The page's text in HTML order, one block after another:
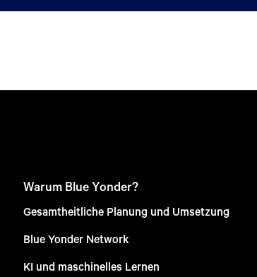
Warum Blue Yonder?
Gesamtheitliche Planung und Umsetzung
Blue Yonder Network
KI und maschinelles Lernen